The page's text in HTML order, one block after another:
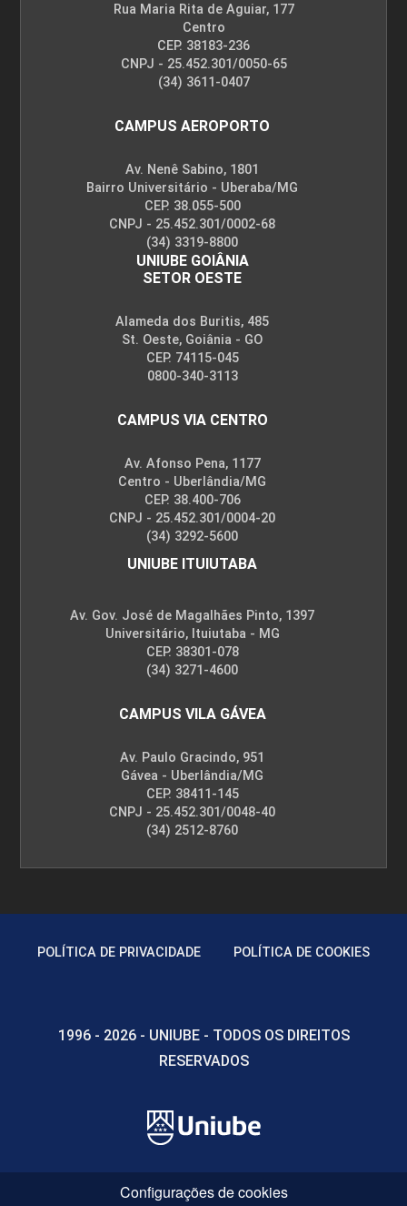
Rua Maria Rita de Aguiar, 177
Centro
CEP. 38183-236
CNPJ - 25.452.301/0050-65
(34) 3611-0407
CAMPUS AEROPORTO
Av. Nenê Sabino, 1801
Bairro Universitário - Uberaba/MG
CEP. 38.055-500
CNPJ - 25.452.301/0002-68
(34) 3319-8800
UNIUBE GOIÂNIA
SETOR OESTE
Alameda dos Buritis, 485
St. Oeste, Goiânia - GO
CEP. 74115-045
0800-340-3113
CAMPUS VIA CENTRO
Av. Afonso Pena, 1177
Centro - Uberlândia/MG
CEP. 38.400-706
CNPJ - 25.452.301/0004-20
(34) 3292-5600
UNIUBE ITUIUTABA
Av. Gov. José de Magalhães Pinto, 1397
Universitário, Ituiutaba - MG
CEP. 38301-078
(34) 3271-4600
CAMPUS VILA GÁVEA
Av. Paulo Gracindo, 951
Gávea - Uberlândia/MG
CEP. 38411-145
CNPJ - 25.452.301/0048-40
(34) 2512-8760
POLÍTICA DE PRIVACIDADE POLÍTICA DE COOKIES
1996 - 2026 - UNIUBE - TODOS OS DIREITOS
RESERVADOS
Configurações de cookies